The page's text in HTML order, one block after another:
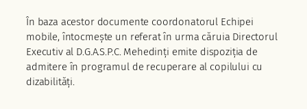
În baza acestor documente coordonatorul Echipei
mobile, întocmește un referat în urma căruia Directorul
Executiv al D.G.A.S.P.C. Mehedinți emite dispoziția de
admitere în programul de recuperare al copilului cu
dizabilități.